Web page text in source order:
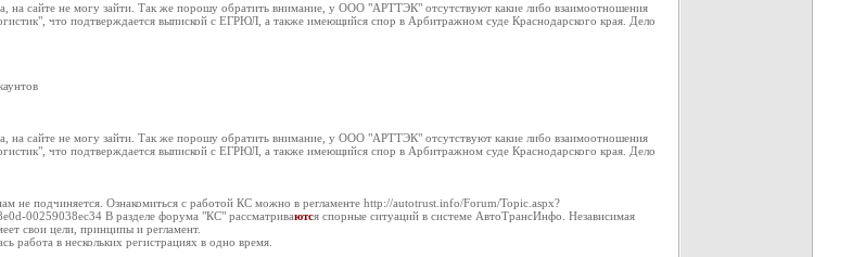
сайте не могу зайти. Так же порошу обратить внимание, у ООО "АРТТЭК" отсутствуют какие либо взаимоотношения
что подтверждается выпиской с ЕГРЮЛ, а также имеющийся спор в Арбитражном суде Краснодарского края. Дело
сайте не могу зайти. Так же порошу обратить внимание, у ООО "АРТТЭК" отсутствуют какие либо взаимоотношения
что подтверждается выпиской с ЕГРЮЛ, а также имеющийся спор в Арбитражном суде Краснодарского края. Дело
не подчиняется. Ознакомиться с работой КС можно в регламенте http://autotrust.info/Forum/Topic.aspx?
00259038ec34 В разделе форума "КС" рассматриваются спорные ситуаций в системе АвтоТрансИнфо. Независимая
свои цели, принципы и регламент.
работа в нескольких регистрациях в одно время.